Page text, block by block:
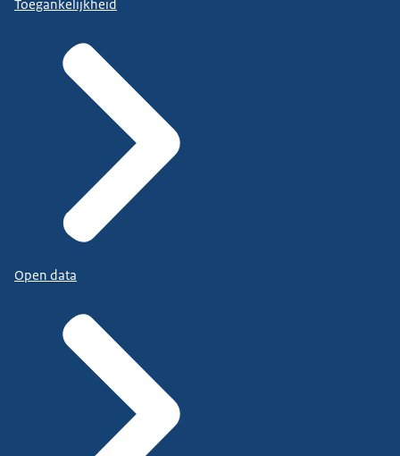
Toegankelijkheid
Open data